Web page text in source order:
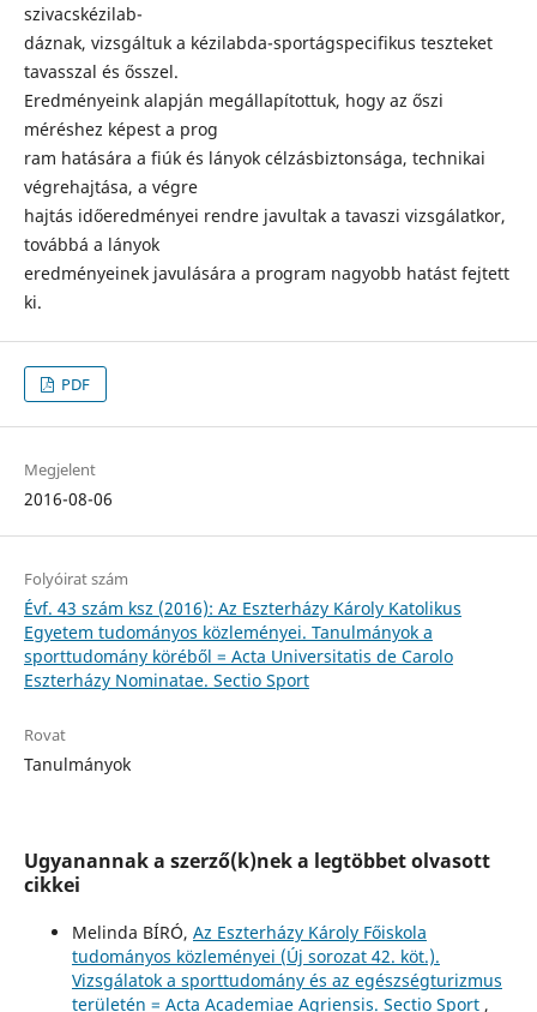
szivacskézilab-
dáznak, vizsgáltuk a kézilabda-sportágspecifikus teszteket
tavasszal és ősszel.
Eredményeink alapján megállapítottuk, hogy az őszi
méréshez képest a prog
ram hatására a fiúk és lányok célzásbiztonsága, technikai
végrehajtása, a végre
hajtás időeredményei rendre javultak a tavaszi vizsgálatkor,
továbbá a lányok
eredményeinek javulására a program nagyobb hatást fejtett
ki.
PDF
Megjelent
2016-08-06
Folyóirat szám
Évf. 43 szám ksz (2016): Az Eszterházy Károly Katolikus
Egyetem tudományos közleményei. Tanulmányok a
sporttudomány köréből = Acta Universitatis de Carolo
Eszterházy Nominatae. Sectio Sport
Rovat
Tanulmányok
Ugyanannak a szerző(k)nek a legtöbbet olvasott
cikkei
Melinda BÍRÓ, Az Eszterházy Károly Főiskola
tudományos közleményei (Új sorozat 42. köt.).
Vizsgálatok a sporttudomány és az egészségturizmus
területén = Acta Academiae Agriensis. Sectio Sport ,